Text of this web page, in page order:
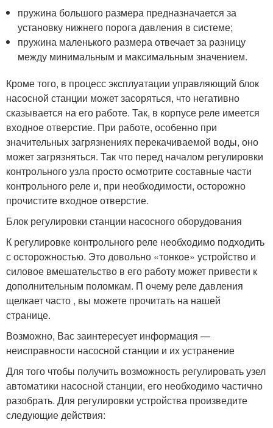
пружина большого размера предназначается за
установку нижнего порога давления в системе;
пружина маленького размера отвечает за разницу
между минимальным и максимальным значением.
Кроме того, в процесс эксплуатации управляющий блок
насосной станции может засоряться, что негативно
сказывается на его работе. Так, в корпусе реле имеется
входное отверстие. При работе, особенно при
значительных загрязнениях перекачиваемой воды, оно
может загрязняться. Так что перед началом регулировки
контрольного узла просто осмотрите составные части
контрольного реле и, при необходимости, осторожно
прочистите входное отверстие.
Блок регулировки станции насосного оборудования
К регулировке контрольного реле необходимо подходить
с осторожностью. Это довольно «тонкое» устройство и
силовое вмешательство в его работу может привести к
дополнительным поломкам. П очему реле давления
щелкает часто , вы можете прочитать на нашей
странице.
Возможно, Вас заинтересует информация —
неисправности насосной станции и их устранение
Для того чтобы получить возможность регулировать узел
автоматики насосной станции, его необходимо частично
разобрать. Для регулировки устройства произведите
следующие действия: